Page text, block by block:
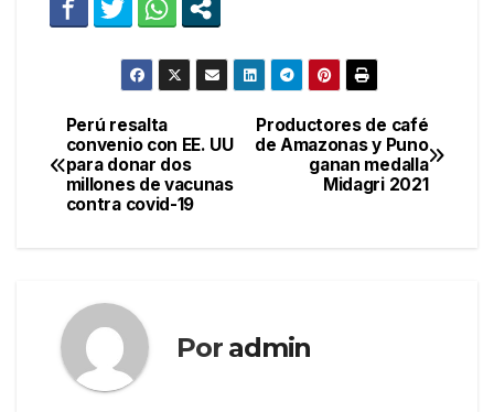
Navegación
de
Productores de café
de Amazonas y Puno
ganan medalla
Midagri 2021
Perú resalta
convenio con EE. UU
para donar dos
millones de vacunas
contra covid-19
Por admin